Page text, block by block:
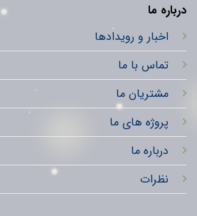
درباره ما
اخبار و رویدادها
تماس با ما
مشتریان ما
پروژه های ما
درباره ما
نظرات